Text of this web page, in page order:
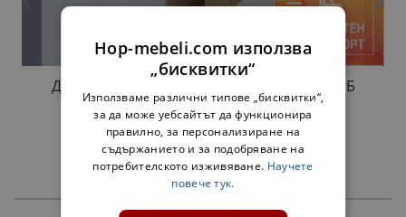
ДОЛНА ЕТАЖЕРКА АННА Н20П ЗЛАТЕН ДЪБ
34,00 € 66,50 лв.
Hop-mebeli.com използва
„бисквитки“
Използваме различни типове „бисквитки“,
за да може уебсайтът да функционира
правилно, за персонализиране на
съдържанието и за подобряване на
потребителското изживяване. Научете
повече тук.